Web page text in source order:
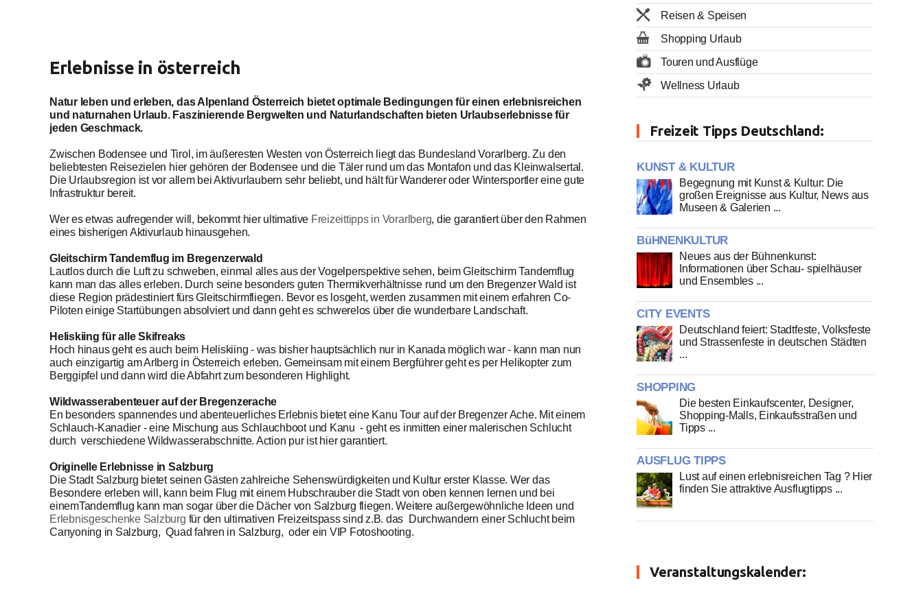
Erlebnisse in österreich
Natur leben und erleben, das Alpenland Österreich bietet optimale Bedingungen für einen erlebnisreichen
und naturnahen Urlaub. Faszinierende Bergwelten und Naturlandschaften bieten Urlaubserlebnisse für
jeden Geschmack.
Zwischen Bodensee und Tirol, im äußeresten Westen von Österreich liegt das Bundesland Vorarlberg. Zu den
beliebtesten Reisezielen hier gehören der Bodensee und die Täler rund um das Montafon und das Kleinwalsertal.
Die Urlaubsregion ist vor allem bei Aktivurlaubern sehr beliebt, und hält für Wanderer oder Wintersportler eine gute
Infrastruktur bereit.
Wer es etwas aufregender will, bekommt hier ultimative Freizeittipps in Vorarlberg, die garantiert über den Rahmen
eines bisherigen Aktivurlaub hinausgehen.
Gleitschirm Tandemflug im Bregenzerwald
Lautlos durch die Luft zu schweben, einmal alles aus der Vogelperspektive sehen, beim Gleitschirm Tandemflug
kann man das alles erleben. Durch seine besonders guten Thermikverhältnisse rund um den Bregenzer Wald ist
diese Region prädestiniert fürs Gleitschirmfliegen. Bevor es losgeht, werden zusammen mit einem erfahren Co-
Piloten einige Startübungen absolviert und dann geht es schwerelos über die wunderbare Landschaft.
Heliskiing für alle Skifreaks
Hoch hinaus geht es auch beim Heliskiing - was bisher hauptsächlich nur in Kanada möglich war - kann man nun
auch einzigartig am Arlberg in Österreich erleben. Gemeinsam mit einem Bergführer geht es per Helikopter zum
Berggipfel und dann wird die Abfahrt zum besonderen Highlight.
Wildwasserabenteuer auf der Bregenzerache
En besonders spannendes und abenteuerliches Erlebnis bietet eine Kanu Tour auf der Bregenzer Ache. Mit einem
Schlauch-Kanadier - eine Mischung aus Schlauchboot und Kanu - geht es inmitten einer malerischen Schlucht
durch verschiedene Wildwasserabschnitte. Action pur ist hier garantiert.
Originelle Erlebnisse in Salzburg
Die Stadt Salzburg bietet seinen Gästen zahlreiche Sehenswürdigkeiten und Kultur erster Klasse. Wer das
Besondere erleben will, kann beim Flug mit einem Hubschrauber die Stadt von oben kennen lernen und bei
einemTandemflug kann man sogar über die Dächer von Salzburg fliegen. Weitere außergewöhnliche Ideen und
Erlebnisgeschenke Salzburg für den ultimativen Freizeitspass sind z.B. das Durchwandern einer Schlucht beim
Canyoning in Salzburg, Quad fahren in Salzburg, oder ein VIP Fotoshooting.
Reisen & Speisen
Shopping Urlaub
Touren und Ausflüge
Wellness Urlaub
Freizeit Tipps Deutschland:
KUNST & KULTUR
Begegnung mit Kunst & Kultur: Die
großen Ereignisse aus Kultur, News aus
Museen & Galerien ...
BüHNENKULTUR
Neues aus der Bühnenkunst:
Informationen über Schau- spielhäuser
und Ensembles ...
CITY EVENTS
Deutschland feiert: Stadtfeste, Volksfeste
und Strassenfeste in deutschen Städten
...
SHOPPING
Die besten Einkaufscenter, Designer,
Shopping-Malls, Einkaufsstraßen und
Tipps ...
AUSFLUG TIPPS
Lust auf einen erlebnisreichen Tag ? Hier
finden Sie attraktive Ausflugtipps ...
Veranstaltungskalender: